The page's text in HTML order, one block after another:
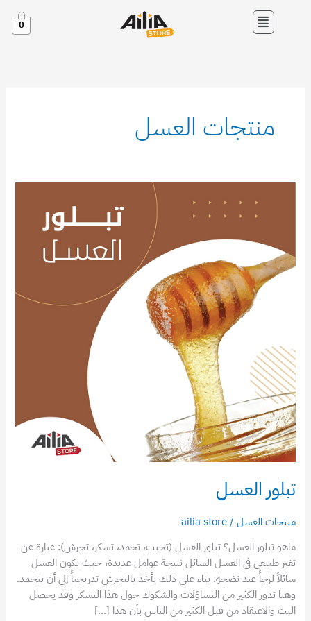
القائمة 0
منتجات العسل
تبلور العسل
منتجات العسل /
ailia store
ماهو تبلور العسل؟ تبلور العسل (تحبب، تجمد، تسكر، تجرش): عبارة عن
تغير طبيعي في العسل السائل نتيجة عوامل عديدة، حيث يكون العسل
سائلاً لزجاً عند نضجهِ. بناء على ذلك يأخذ بالتجرش تدريجياً إلى أن يتجمد.
وهنا تدور الكثير من التساؤلات والشكوك حول هذا التسكر وقد يحصل
البت والاعتقاد من قبل الكثير من الناس بأن هذا […]